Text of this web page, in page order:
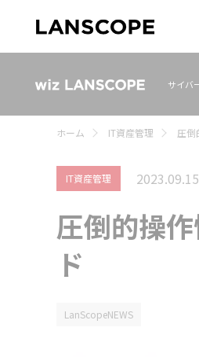
サイバ
ホーム IT資産管理 圧倒
IT資産管理 2023.09.15
圧倒的操
ド
LanScopeNEWS